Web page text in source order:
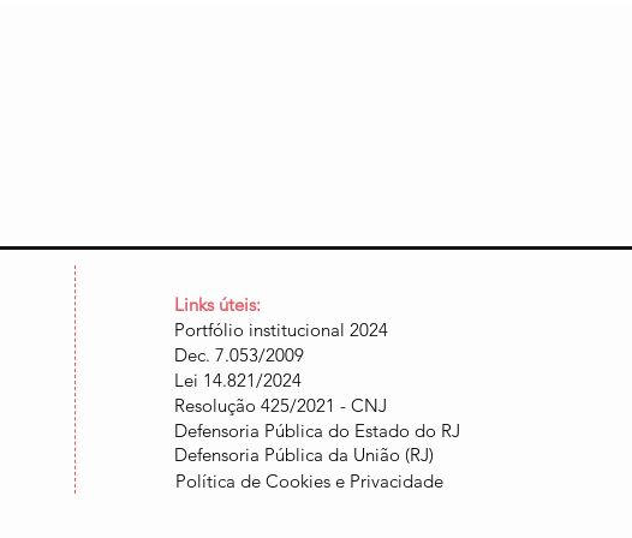
Links úteis:
Portfólio institucional 2024
Dec. 7.053/2009
Lei 14.821/2024
Resolução 425/2021 - CNJ
Defensoria Pública do Estado do RJ
Defensoria Pública da União (RJ)
Política de Cookies e Privacidade​​​